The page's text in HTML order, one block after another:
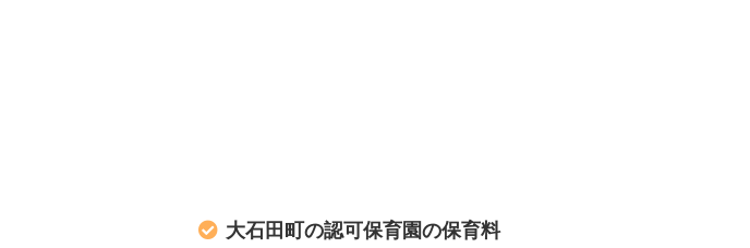
大石田町の認可保育園の保育料